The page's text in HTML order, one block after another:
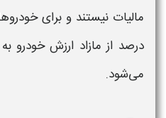
مالیات نیستند و برای
درصد از مازاد ارزش خودرو
می‌شود.